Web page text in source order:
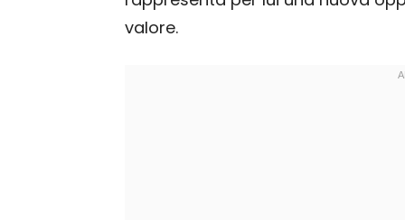
valore.